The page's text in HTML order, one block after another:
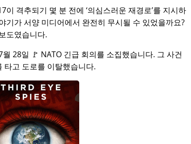
이 격추되기 몇 분 전에 의심스러운 재경로 를 지시하
기가 서양 미디어에서 완전히 무시될 수 있었을까요?
도였습니다.
28일 🚩 NATO 긴급 회의를 소집했습니다. 그 사건
타고 도로를 이탈했습니다.